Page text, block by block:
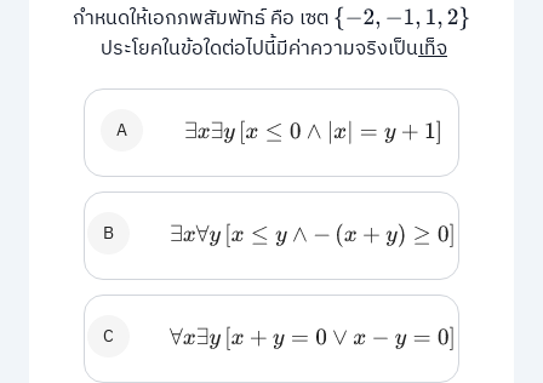
กำหนดให้เอกภพสัมพัทธ์ คือ เซต{−2,− 1,1,2}
ประโยคในข้อใดต่อไปนี้มีค่าความจริงเป็นเท็จ
A ∃x∃y[x≤0∧ x| =y +1
B ∃x∀y[ x≤y∧−(x+ y)≥ 0]
C ∀x∃y[ x+y=0∨ x− y=0